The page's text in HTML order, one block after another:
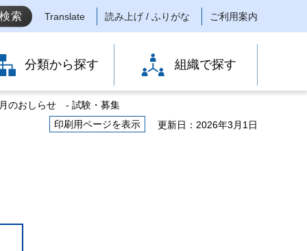
Translate 読み上げ / ふりがな ご利用案内
分類から探す 組織で探す
のおしらせ ‐ 試験・募集
印刷用ページを表示
更新日：2026年3月1日